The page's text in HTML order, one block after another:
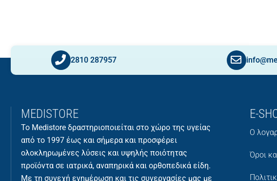
2810 287957
MEDISTORE
Το Medistore δραστηριοποιείται στο χώρο της υγείας
από το 1997 έως και σήμερα και προσφέρει
ολοκληρωμένες λύσεις και υψηλής ποιότητας
προϊόντα σε ιατρικά, αναπηρικά και ορθοπεδικά είδη.
Με τη συνεχή ενημέρωση και τις συνεργασίες μας με
E-
Ο
Όροι